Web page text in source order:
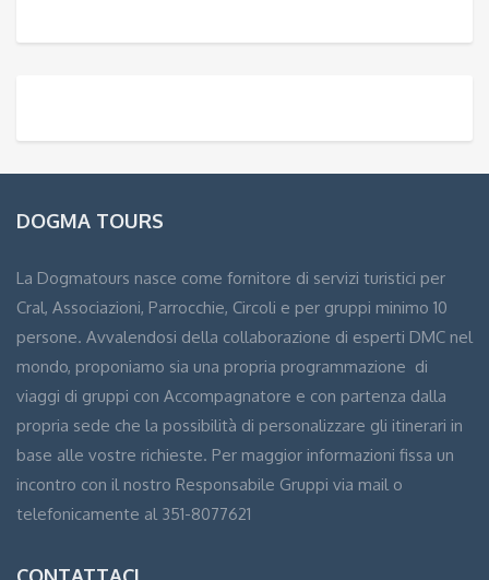
DOGMA TOURS
La Dogmatours nasce come fornitore di servizi turistici per
Cral, Associazioni, Parrocchie, Circoli e per gruppi minimo 10
persone. Avvalendosi della collaborazione di esperti DMC nel
mondo, proponiamo sia una propria programmazione di
viaggi di gruppi con Accompagnatore e con partenza dalla
propria sede che la possibilità di personalizzare gli itinerari in
base alle vostre richieste. Per maggior informazioni fissa un
incontro con il nostro Responsabile Gruppi via mail o
telefonicamente al 351-8077621